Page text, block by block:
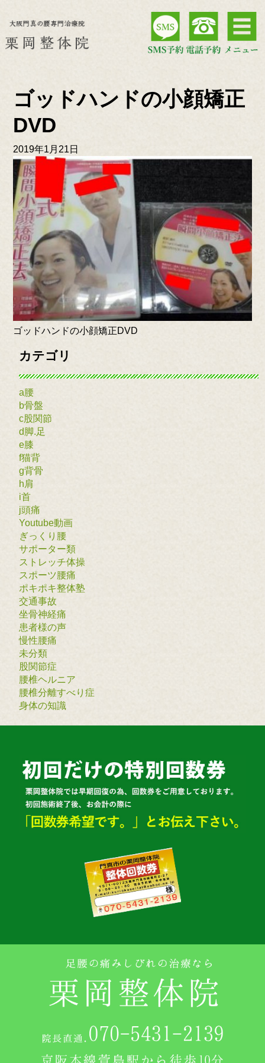
ゴッドハンドの小顔矯正
DVD
2019年1月21日
ゴッドハンドの小顔矯正DVD
カテゴリ
a腰
b骨盤
c股関節
d脚.足
e膝
f猫背
g背骨
h肩
i首
j頭痛
Youtube動画
ぎっくり腰
サポーター類
ストレッチ体操
スポーツ腰痛
ポキポキ整体塾
交通事故
坐骨神経痛
患者様の声
慢性腰痛
未分類
股関節症
腰椎ヘルニア
腰椎分離すべり症
身体の知識